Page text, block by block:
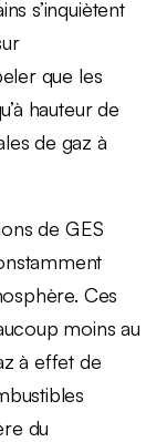
s’inquiètent
que les
hauteur de
de gaz à
de GES
Ces
moins au
à effet de
du